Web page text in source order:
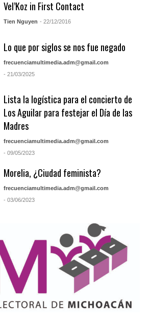
Vel’Koz in First Contact
Tien Nguyen - 22/12/2016
Lo que por siglos se nos fue negado
frecuenciamultimedia.adm@gmail.com
- 21/03/2025
Lista la logística para el concierto de
Los Aguilar para festejar el Día de las
Madres
frecuenciamultimedia.adm@gmail.com
- 09/05/2023
Morelia, ¿Ciudad feminista?
frecuenciamultimedia.adm@gmail.com
- 03/06/2023